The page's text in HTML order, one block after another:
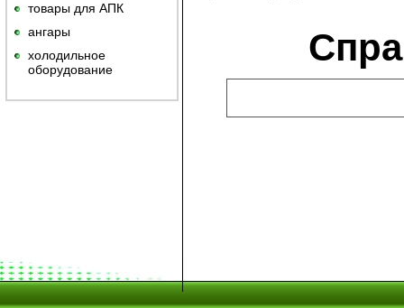
товары для АПК
ангары
холодильное
оборудование